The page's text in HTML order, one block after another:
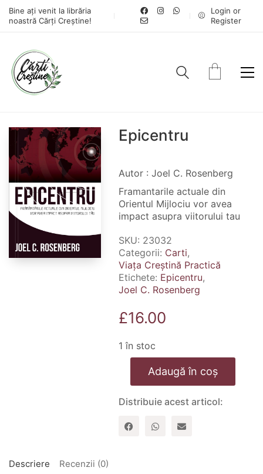
Bine ați venit la librăria
noastră Cărți Creștine!
Login or
Register
Epicentru
Autor : Joel C. Rosenberg
Framantarile actuale din
Orientul Mijlociu vor avea
impact asupra viitorului tau
SKU: 23032
Categorii: Carti,
Viața Creștină Practică
Etichete: Epicentru,
Joel C. Rosenberg
£16.00
1 în stoc
Cantitate
EpicentruAdaugă în coș
Distribuie acest articol:
Descriere
Recenzii (0)